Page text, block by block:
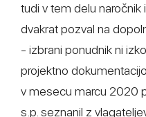
tudi v tem delu
dvakrat pozval na
- izbrani ponudnik ni
projektno
v mesecu marcu 2020
s.p. seznanil z